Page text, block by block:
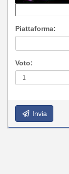
Piattaforma:
Voto:
Invia